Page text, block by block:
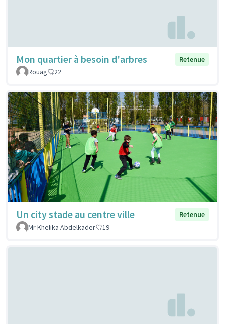
Mon quartier à besoin d'arbres
Retenue
Rouag
22
Un city stade au centre ville
Retenue
Mr Khelika Abdelkader
19